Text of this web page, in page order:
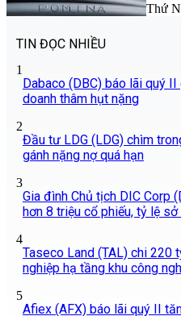
Thứ
TIN ĐỌC NHIỀU
1
Dabaco (DBC) báo lãi quý
doanh thâm hụt nặng
2
Đầu tư LDG (LDG) chìm
gánh nặng nợ quá hạn
3
Gia đình Chủ tịch DIC Corp
hơn 8 triệu cổ phiếu, tỷ lệ
4
Taseco Land (TAL) chi 220
nghiệp hạ tầng khu công
5
Afiex (AFX) báo lãi quý II